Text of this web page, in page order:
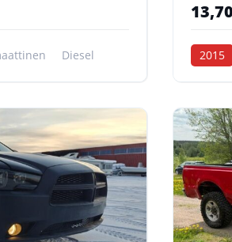
Diesel 2015